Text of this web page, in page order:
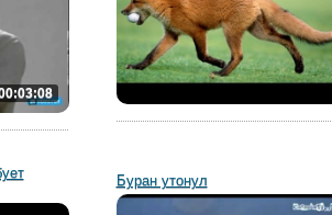
Буран утонул